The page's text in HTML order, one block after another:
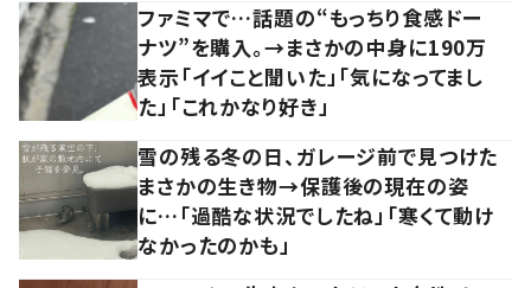
ファミマで…話題の“もっちり食感ドー
ナツ”を購入。→まさかの中身に190万
表示「イイこと聞いた」「気になってまし
た」「これかなり好き」
雪の残る冬の日、ガレージ前で見つけた
まさかの生き物→保護後の現在の姿
に…「過酷な状況でしたね」「寒くて動け
なかったのかも」